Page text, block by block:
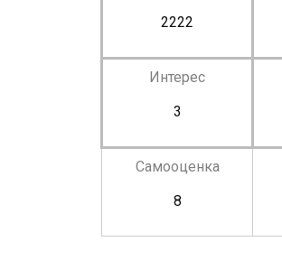
2222
Интерес
3
Самооценка
8